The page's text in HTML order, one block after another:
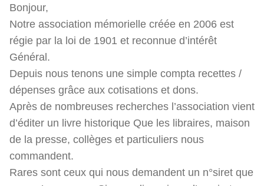
Bonjour,
Notre association mémorielle créée en 2006 est
régie par la loi de 1901 et reconnue d’intérêt
Général.
Depuis nous tenons une simple compta recettes /
dépenses grâce aux cotisations et dons.
Après de nombreuses recherches l’association vient
d’éditer un livre historique Que les libraires, maison
de la presse, collèges et particuliers nous
commandent.
Rares sont ceux qui nous demandent un n°siret que